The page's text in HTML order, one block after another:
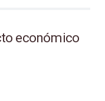
económico